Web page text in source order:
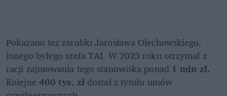
Pokazano też zarobki Jarosława Olechowskiego,
innego byłego szefa TAI. W 2023 roku otrzymał z
racji zajmowania tego stanowiska ponad 1 mln zł.
Kolejne 400 tys. zł dostał z tytułu umów